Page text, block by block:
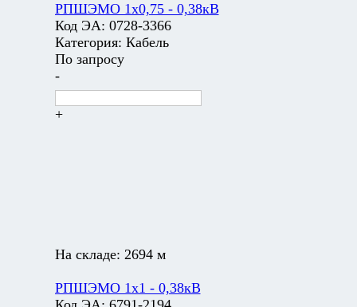
РПШЭМО 1х0,75 - 0,38кВ
Код ЭА: 0728-3366
Категория: Кабель
По запросу
-
+
На складе: 2694 м
РПШЭМО 1х1 - 0,38кВ